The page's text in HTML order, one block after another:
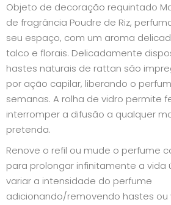
Objeto de decoração requintado
de fragrância Poudre de Riz,
seu espaço, com um aroma
talco e florais. Delicadamente
hastes naturais de rattan são
por ação capilar, liberando o
semanas. A rolha de vidro permite
interromper a difusão a qualquer
pretenda.
Renove o refil ou mude o perfume
para prolongar infinitamente a vida
variar a intensidade do perfume
adicionando/removendo hastes ou